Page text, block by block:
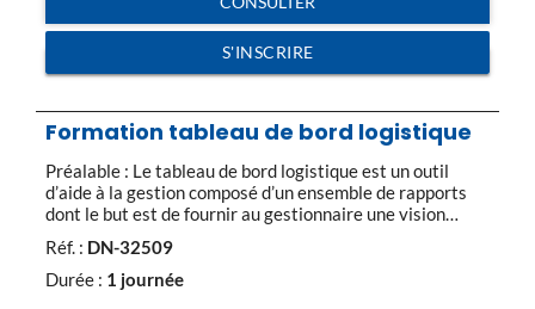
S'INSCRIRE
Formation tableau de bord logistique
Préalable : Le tableau de bord logistique est un outil
d’aide à la gestion composé d’un ensemble de rapports
dont le but est de fournir au gestionnaire une vision
aux objectifs fixés. C’est en théorie un ensemble
d’indicateurs renseignés périodiquement et destinés au
Réf. : DN-32509
Durée : 1 journée